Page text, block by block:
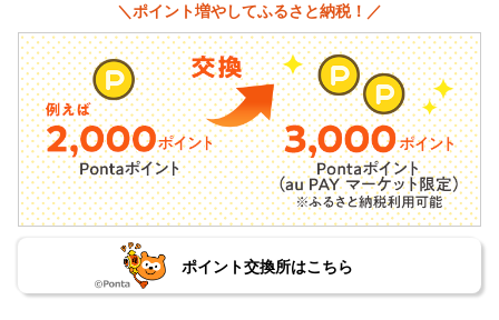
＼ポイント増やしてふるさと納税！／
ポイント交換所はこちら